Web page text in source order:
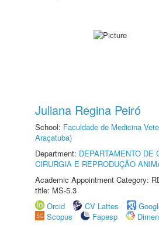
Juliana Regina Peiró
School: Faculdade de Medicina
Araçatuba)
Department: DEPARTAMENTO DE
CIRURGIA E REPRODUÇÃO
Academic Appointment Category:
title: MS-5.3
Orcid
CV Lattes
Scopus
Fapesp